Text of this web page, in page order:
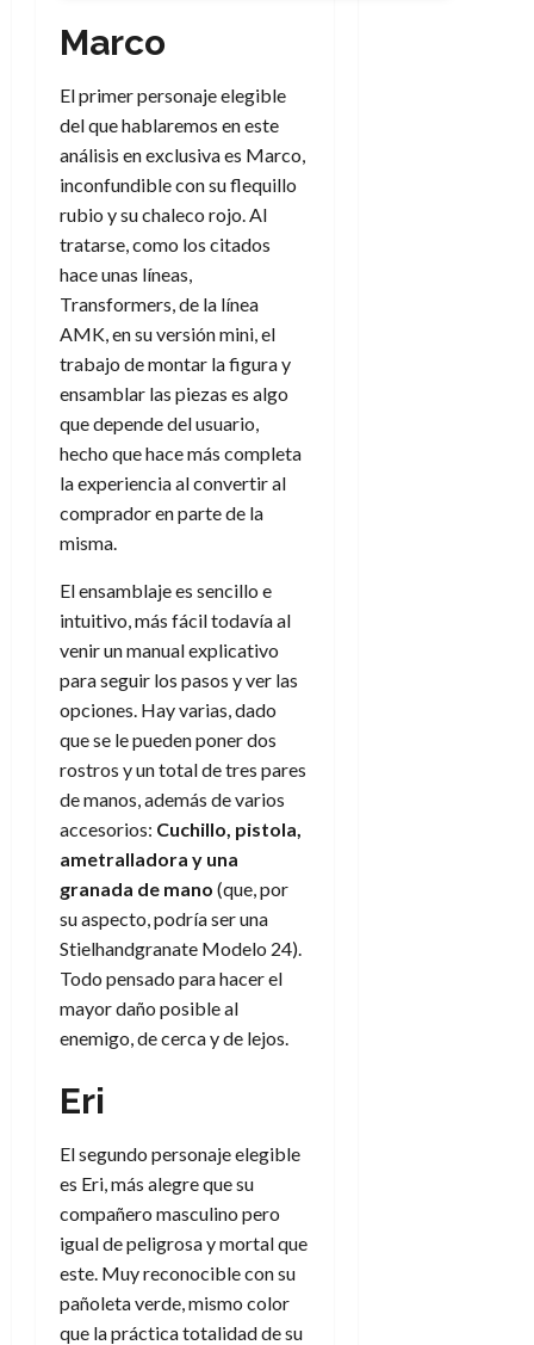
Marco
El primer personaje elegible
del que hablaremos en este
análisis en exclusiva es Marco,
inconfundible con su flequillo
rubio y su chaleco rojo. Al
tratarse, como los citados
hace unas líneas,
Transformers, de la línea
AMK, en su versión mini, el
trabajo de montar la figura y
ensamblar las piezas es algo
que depende del usuario,
hecho que hace más completa
la experiencia al convertir al
comprador en parte de la
misma.
El ensamblaje es sencillo e
intuitivo, más fácil todavía al
venir un manual explicativo
para seguir los pasos y ver las
opciones. Hay varias, dado
que se le pueden poner dos
rostros y un total de tres pares
de manos, además de varios
accesorios: Cuchillo, pistola,
ametralladora y una
granada de mano (que, por
su aspecto, podría ser una
Stielhandgranate Modelo 24).
Todo pensado para hacer el
mayor daño posible al
enemigo, de cerca y de lejos.
Eri
El segundo personaje elegible
es Eri, más alegre que su
compañero masculino pero
igual de peligrosa y mortal que
este. Muy reconocible con su
pañoleta verde, mismo color
que la práctica totalidad de su